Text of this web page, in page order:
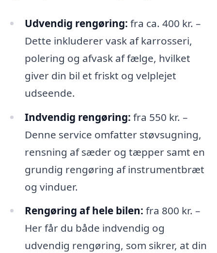
Udvendig rengøring: fra ca. 400 kr. –
Dette inkluderer vask af karrosseri,
polering og afvask af fælge, hvilket
giver din bil et friskt og velplejet
udseende.
Indvendig rengøring: fra 550 kr. –
Denne service omfatter støvsugning,
rensning af sæder og tæpper samt en
grundig rengøring af instrumentbræt
og vinduer.
Rengøring af hele bilen: fra 800 kr. –
Her får du både indvendig og
udvendig rengøring, som sikrer, at din